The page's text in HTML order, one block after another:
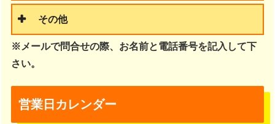
その他
※メールで問合せの際、お名前と電話番号を記入して下
さい。
営業日カレンダー